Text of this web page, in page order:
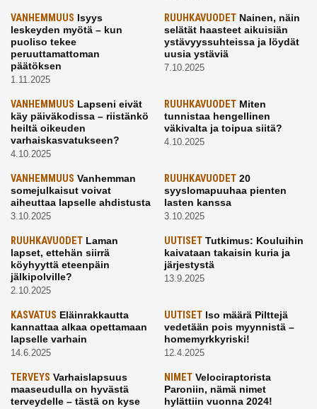
VANHEMMUUS Isyys
leskeyden myötä – kun
puoliso tekee
peruuttamattoman
päätöksen
1.11.2025
RUUHKAVUODETNainen, näin
selätät haasteet aikuisiän
ystävyyssuhteissa ja löydät
uusia ystäviä
7.10.2025
VANHEMMUUS Lapseni eivät
käy päiväkodissa – riistänkö
heiltä oikeuden
varhaiskasvatukseen?
4.10.2025
RUUHKAVUODETMiten
tunnistaa hengellinen
väkivalta ja toipua siitä?
4.10.2025
VANHEMMUUS Vanhemman
somejulkaisut voivat
aiheuttaa lapselle ahdistusta
3.10.2025
RUUHKAVUODET20
syyslomapuuhaa pienten
lasten kanssa
3.10.2025
RUUHKAVUODET Laman
lapset, ettehän siirrä
köyhyyttä eteenpäin
jälkipolville?
2.10.2025
UUTISETTutkimus: Kouluihin
kaivataan takaisin kuria ja
järjestystä
13.9.2025
KASVATUS Eläinrakkautta
kannattaa alkaa opettamaan
lapselle varhain
14.6.2025
UUTISETIso määrä Pilttejä
vedetään pois myynnistä –
homemyrkkyriski!
12.4.2025
TERVEYS Varhaislapsuus
maaseudulla on hyvästä
terveydelle – tästä on kyse
NIMETVelociraptorista
Paroniin, nämä nimet
hylättiin vuonna 2024!